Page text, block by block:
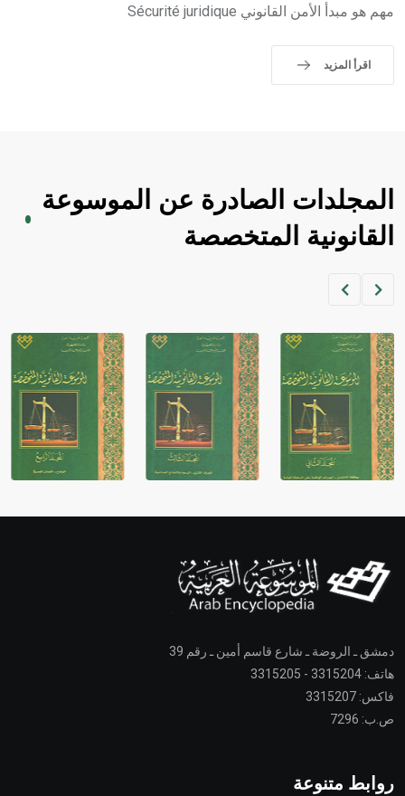
مهم هو مبدأ الأمن القانوني Sécurité juridique
اقرأ المزيد
المجلدات الصادرة عن الموسوعة
القانونية المتخصصة
دمشق ـ الروضة ـ شارع قاسم أمين ـ رقم 39
هاتف: 3315204 - 3315205
فاكس: 3315207
ص.ب: 7296
روابط متنوعة